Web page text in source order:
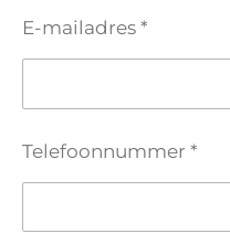
E-mailadres *
Telefoonnummer *